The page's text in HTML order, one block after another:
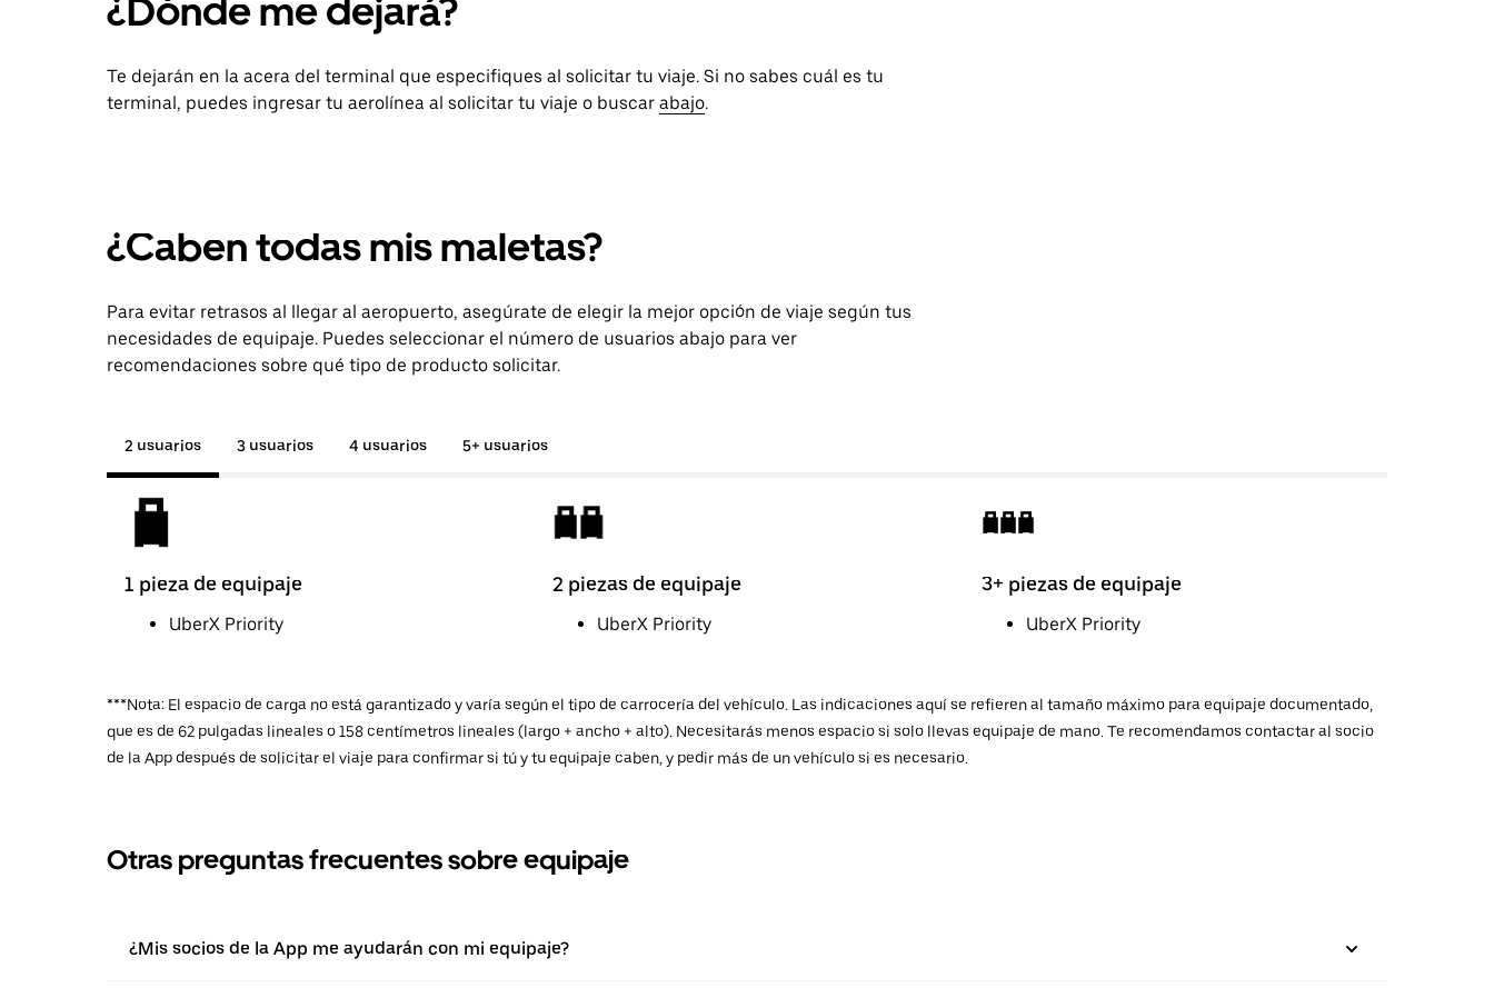
¿Dónde me dejará?
Te dejarán en la acera del terminal que especifiques al solicitar tu viaje. Si no sabes cuál es tu
terminal, puedes ingresar tu aerolínea al solicitar tu viaje o buscar abajo.
¿Caben todas mis maletas?
Para evitar retrasos al llegar al aeropuerto, asegúrate de elegir la mejor opción de viaje según tus
necesidades de equipaje. Puedes seleccionar el número de usuarios abajo para ver
recomendaciones sobre qué tipo de producto solicitar.
2 usuarios 3 usuarios 4 usuarios 5+ usuarios
1 pieza de equipaje
UberX Priority
2 piezas de equipaje
UberX Priority
3+ piezas de equipaje
UberX Priority
***Nota: El espacio de carga no está garantizado y varía según el tipo de carrocería del vehículo. Las indicaciones aquí se refieren al tamaño máximo para equipaje documentado,
que es de 62 pulgadas lineales o 158 centímetros lineales (largo + ancho + alto). Necesitarás menos espacio si solo llevas equipaje de mano. Te recomendamos contactar al socio
de la App después de solicitar el viaje para confirmar si tú y tu equipaje caben, y pedir más de un vehículo si es necesario.
Otras preguntas frecuentes sobre equipaje
¿Mis socios de la App me ayudarán con mi equipaje?